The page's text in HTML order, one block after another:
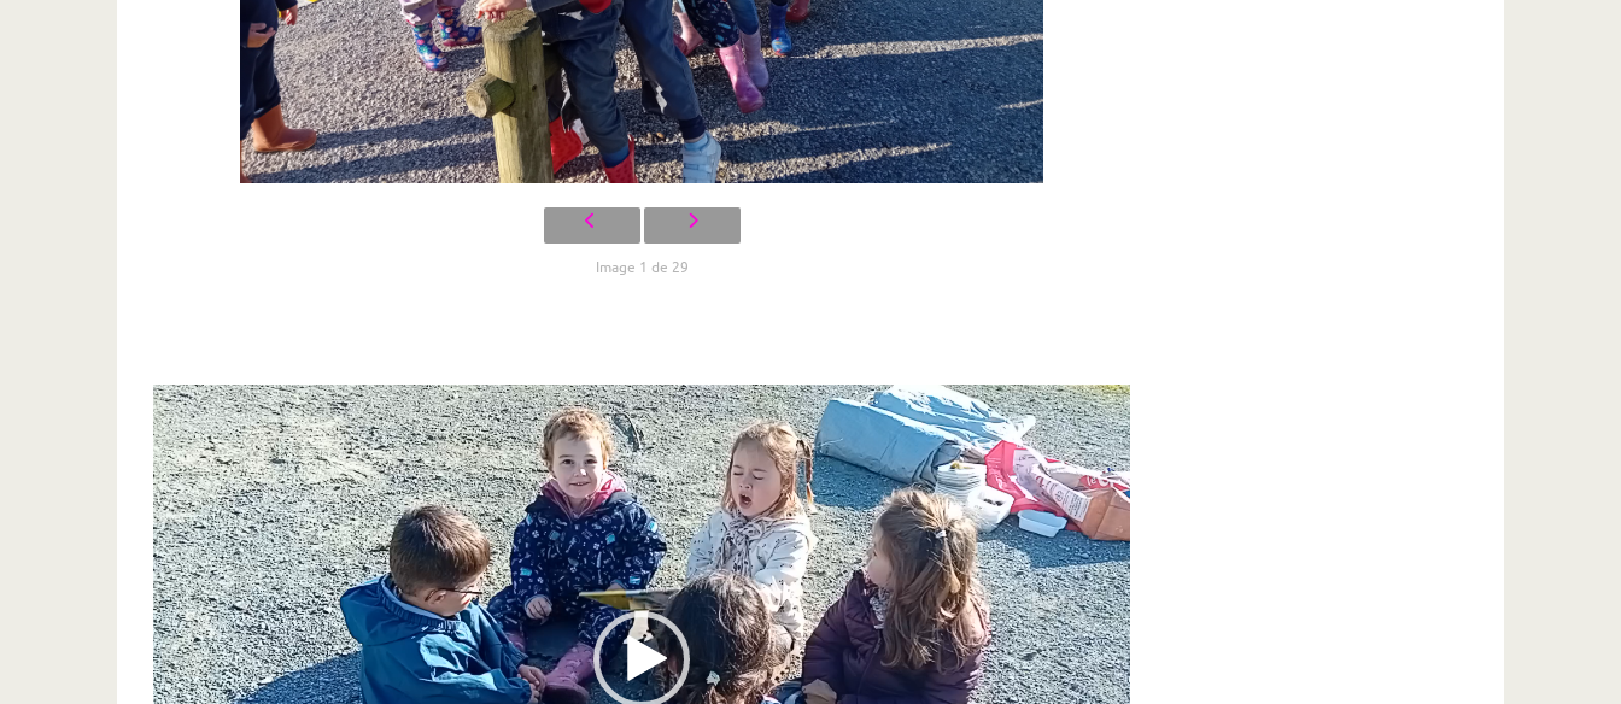
Image 1 de 29
Lecteur
vidéo